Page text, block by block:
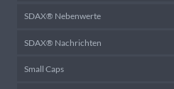
SDAX® Nebenwerte
SDAX® Nachrichten
Small Caps